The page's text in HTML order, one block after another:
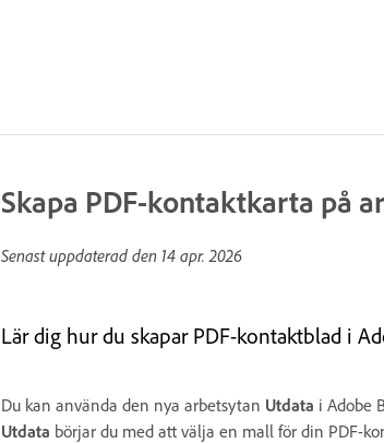
Skapa PDF-kontaktkarta på
Senast uppdaterad den 14 apr. 2026
Lär dig hur du skapar PDF-kontaktblad i
Du kan använda den nya arbetsytan Utdata i Adobe
Utdata börjar du med att välja en mall för din PDF-